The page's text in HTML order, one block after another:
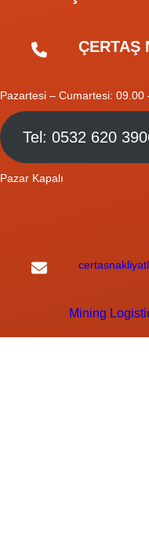
ÇERTAŞ
Pazartesi – Cumartesi: 09.00
Tel: 0532 620
Pazar Kapalı
Mining